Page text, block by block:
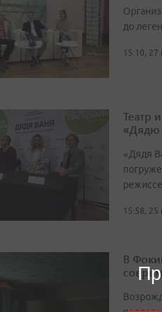
до
15:10, 27
Театр
«Дядю
«Дядя
15:58, 25
В